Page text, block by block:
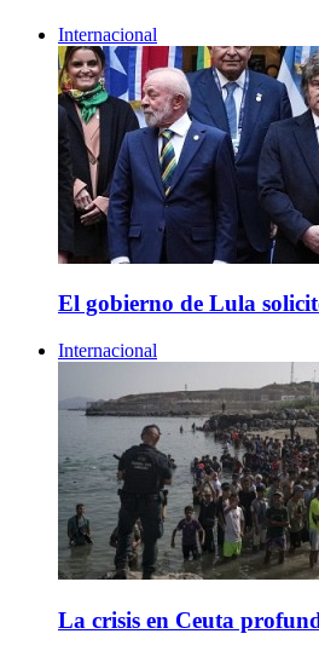
Internacional
El gobierno de Lula
Internacional
La crisis en Ceuta